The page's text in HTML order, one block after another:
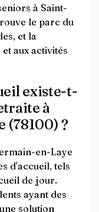
à Saint-
le parc du
et la
aux activités
existe-t-
à
(78100) ?
en-Laye
d'accueil, tels
de jour.
ayant des
solution